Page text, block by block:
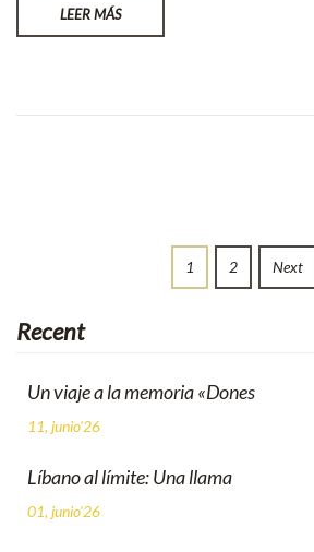
LEER MÁS
1 2 Next
Recent
Un viaje a la memoria «Dones
11, junio'26
Líbano al límite: Una llama
01, junio'26